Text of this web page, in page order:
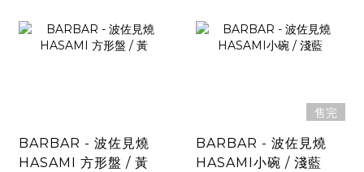
BARBAR - 波佐見燒
HASAMI 方形盤 / 黃
售完
BARBAR - 波佐見燒
HASAMI小碗 / 淺藍